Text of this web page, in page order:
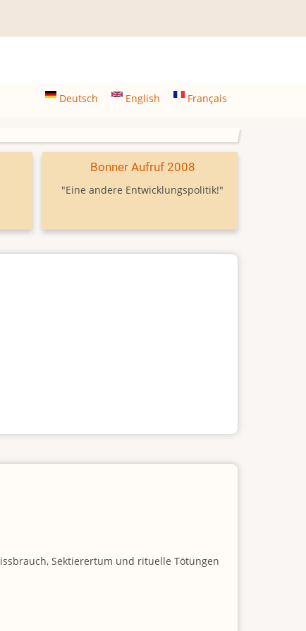
Deutsch English Français
Bonner Aufruf 2008
"Eine andere Entwicklungspolitik!"
Sektierertum und rituelle Tötungen